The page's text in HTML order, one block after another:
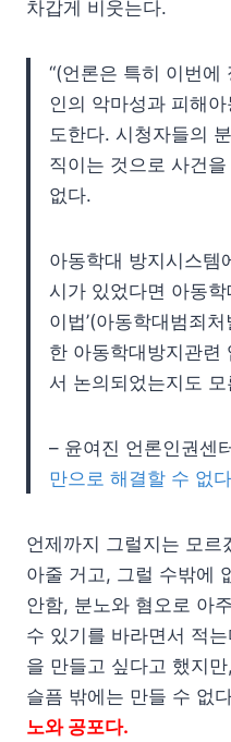
차갑게 비웃는다.
“(언론은 특히 이번에
인의 악마성과 피해
도한다. 시청자들의
직이는 것으로 사건
없다.
아동학대 방지시스템
시가 있었다면 아동학
이법’(아동학대범죄
한 아동학대방지관련
서 논의되었는지도 모
– 윤여진 언론인권센
만으로 해결할 수 없다
언제까지 그럴지는 모르
아줄 거고, 그럴 수밖에
안함, 분노와 혐오로 아
수 있기를 바라면서 적
을 만들고 싶다고 했지
슬픔 밖에는 만들 수 없
노와 공포다.